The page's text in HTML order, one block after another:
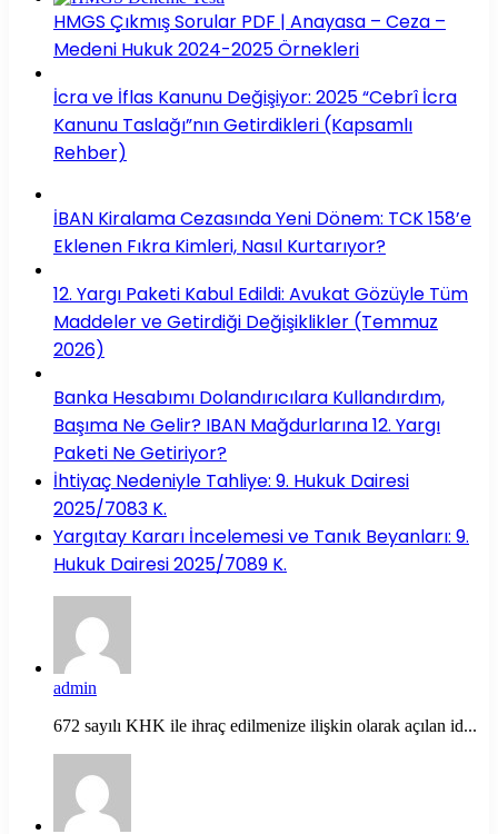
HMGS Çıkmış Sorular PDF | Anayasa – Ceza –
Medeni Hukuk 2024-2025 Örnekleri
İcra ve İflas Kanunu Değişiyor: 2025 “Cebrî İcra
Kanunu Taslağı”nın Getirdikleri (Kapsamlı
Rehber)
İBAN Kiralama Cezasında Yeni Dönem: TCK 158’e
Eklenen Fıkra Kimleri, Nasıl Kurtarıyor?
12. Yargı Paketi Kabul Edildi: Avukat Gözüyle Tüm
Maddeler ve Getirdiği Değişiklikler (Temmuz
2026)
Banka Hesabımı Dolandırıcılara Kullandırdım,
Başıma Ne Gelir? IBAN Mağdurlarına 12. Yargı
Paketi Ne Getiriyor?
İhtiyaç Nedeniyle Tahliye: 9. Hukuk Dairesi
2025/7083 K.
Yargıtay Kararı İncelemesi ve Tanık Beyanları: 9.
Hukuk Dairesi 2025/7089 K.
admin
672 sayılı KHK ile ihraç edilmenize ilişkin olarak açılan id...